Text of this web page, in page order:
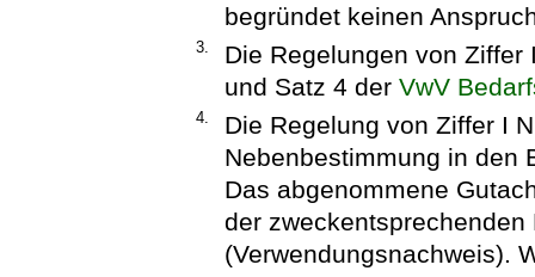
begründet keinen
3.
Die Regelungen von
und Satz 4 der VwV
4.
Die Regelung von Ziffer I
Nebenbestimmung in den
Das abgenommene
der zweckentsprechenden
(Verwendungsnachweis).